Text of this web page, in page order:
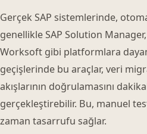
Gerçek SAP sistemlerinde,
genellikle SAP Solution
Worksoft gibi platformlara
geçişlerinde bu araçlar, veri
akışlarının doğrulamasını
gerçekleştirebilir. Bu, manuel
zaman tasarrufu sağlar.